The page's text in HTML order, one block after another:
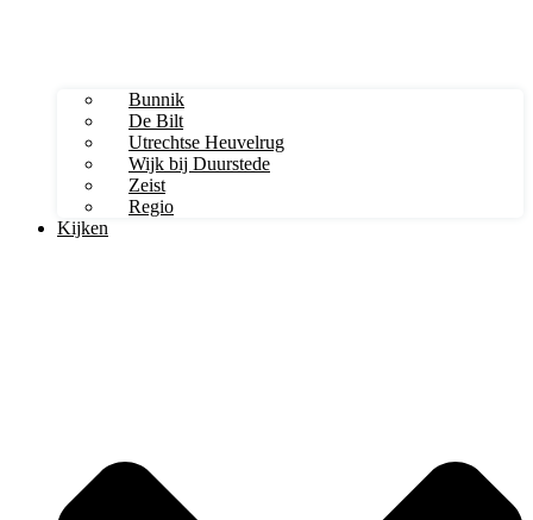
Bunnik
De Bilt
Utrechtse Heuvelrug
Wijk bij Duurstede
Zeist
Regio
Kijken